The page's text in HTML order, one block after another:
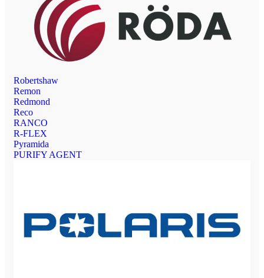
Robertshaw
Remon
Redmond
Reco
RANCO
R-FLEX
Pyramida
PURIFY AGENT